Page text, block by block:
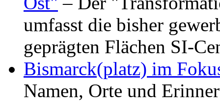
umfasst die bisher
geprägten Flächen SI-
Bismarck(platz) im
Namen, Orte und